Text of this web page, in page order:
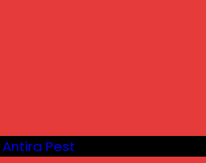
Antira Pest